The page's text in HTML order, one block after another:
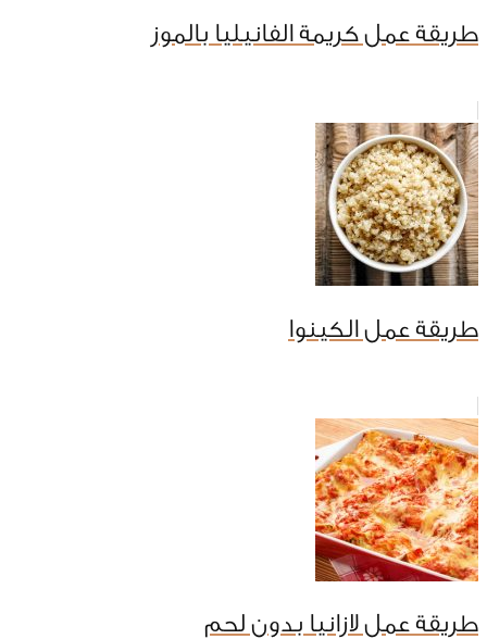
طريقة عمل كريمة الفانيليا بالموز
طريقة عمل الكينوا
طريقة عمل لازانيا بدون لحم